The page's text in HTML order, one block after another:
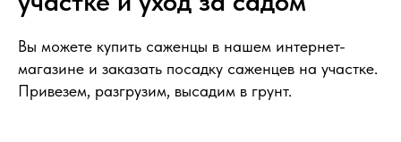
Вы можете купить саженцы в нашем интернет-
магазине и заказать посадку саженцев на участке.
Привезем, разгрузим, высадим в грунт.